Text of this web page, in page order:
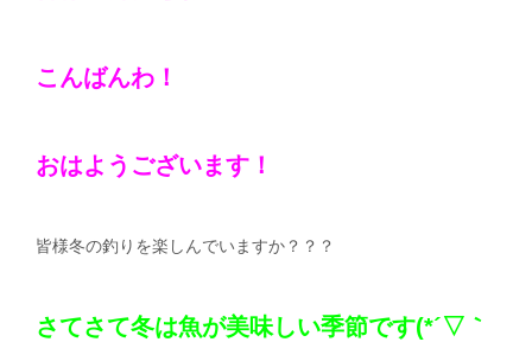
こんばんわ！
おはようございます！
皆様冬の釣りを楽しんでいますか？？？
さてさて冬は魚が美味しい季節です(*´▽｀